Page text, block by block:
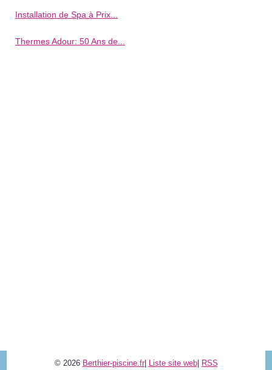
Installation de Spa à Prix...
Thermes Adour: 50 Ans de...
© 2026 Berthier-piscine.fr| Liste site web| RSS